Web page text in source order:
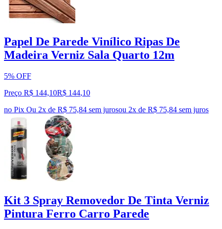
Papel De Parede Vinílico Ripas De
Madeira Verniz Sala Quarto 12m
5% OFF
Preço R$ 144,10R$ 144,10
no Pix Ou 2x de R$ 75,84 sem jurosou 2x de R$ 75,84 sem juros
Kit 3 Spray Removedor De Tinta Verniz
Pintura Ferro Carro Parede